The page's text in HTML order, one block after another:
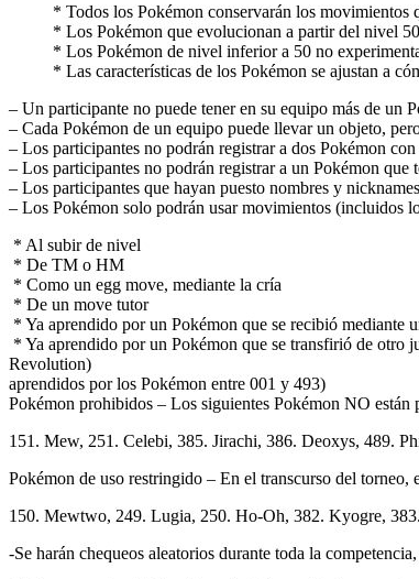
* Todos los Pokémon conservarán los movimientos
* Los Pokémon que evolucionan a partir del nivel 50
* Los Pokémon de nivel inferior a 50 no experimentan
* Las características de los Pokémon se ajustan a
– Un participante no puede tener en su equipo más de un
– Cada Pokémon de un equipo puede llevar un objeto,
– Los participantes no podrán registrar a dos Pokémon
– Los participantes no podrán registrar a un Pokémon
– Los participantes que hayan puesto nombres y
– Los Pokémon solo podrán usar movimientos (incluidos
* Al subir de nivel
* De TM o HM
* Como un egg move, mediante la cría
* De un move tutor
* Ya aprendido por un Pokémon que se recibió mediante
* Ya aprendido por un Pokémon que se transfirió de
Revolution) * Mediante el
aprendidos por los
Pokémon prohibidos – Los siguientes Pokémon NO están
151. Mew, 251. Celebi, 385. Jirachi, 386. Deoxys, 489.
Pokémon de uso restringido – En el transcurso del
150. Mewtwo, 249. Lugia, 250. Ho-Oh, 382. Kyogre,
-Se harán chequeos aleatorios durante toda la